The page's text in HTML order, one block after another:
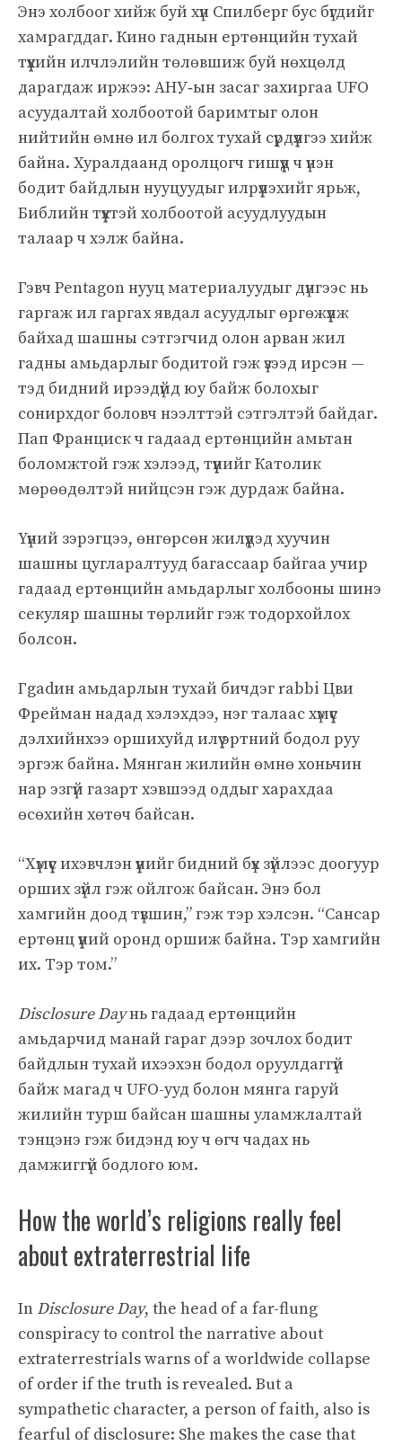
Энэ холбоог хийж буй хүн Спилберг бус бүгдийг
хамрагддаг. Кино гаднын ертөнцийн тухай
түүхийн илчлэлийн төлөвшиж буй нөхцөлд
дарагдаж иржээ: АНУ‑ын засаг захиргаа UFO
асуудалтай холбоотой баримтыг олон
нийтийн өмнө ил болгох тухай сүрдүүлгээ хийж
байна. Хуралдаанд оролцогч гишүүд ч үнэн
бодит байдлын нууцуудыг илрүүлэхийг ярьж,
Библийн түүхтэй холбоотой асуудлуудын
талаар ч хэлж байна.
Гэвч Pentagon нууц материалуудыг дүнгээс нь
гаргаж ил гаргах явдал асуудлыг өргөжүүлж
байхад шашны сэтгэгчид олон арван жил
гадны амьдарлыг бодитой гэж үзээд ирсэн —
тэд бидний ирээдүйд юу байж болохыг
сонирхдог боловч нээлттэй сэтгэлтэй байдаг.
Пап Франциск ч гадаад ертөнцийн амьтан
боломжтой гэж хэлээд, түүнийг Католик
мөрөөдөлтэй нийцсэн гэж дурдаж байна.
Үүний зэрэгцээ, өнгөрсөн жилүүдэд хуучин
шашны цугларалтууд багассаар байгаа учир
гадаад ертөнцийн амьдарлыг холбооны шинэ
секуляр шашны төрлийг гэж тодорхойлох
болсон.
Гgadин амьдарлын тухай бичдэг rabbi Цви
Фрейман надад хэлэхдээ, нэг талаас хүмүүс
дэлхийнхээ оршихуйд илүү эртний бодол руу
эргэж байна. Мянган жилийн өмнө хоньчин
нар эзгүй газарт хэвшээд оддыг харахдаа
өсөхийн хөтөч байсан.
“Хүмүүс ихэвчлэн үүнийг бидний бүх зүйлээс доогуур
орших зүйл гэж ойлгож байсан. Энэ бол
хамгийн доод түвшин,” гэж тэр хэлсэн. “Сансар
ертөнц үүний оронд оршиж байна. Тэр хамгийн
их. Тэр том.”
Disclosure Dayнь гадаад ертөнцийн
амьдарчид манай гараг дээр зочлох бодит
байдлын тухай ихээхэн бодол оруулдаггүй
байж магад ч UFO-ууд болон мянга гаруй
жилийн турш байсан шашны уламжлалтай
тэнцэнэ гэж бидэнд юу ч өгч чадах нь
дамжиггүй бодлого юм.
How the world’s religions really feel
about extraterrestrial life
In Disclosure Day, the head of a far-flung
conspiracy to control the narrative about
extraterrestrials warns of a worldwide collapse
of order if the truth is revealed. But a
sympathetic character, a person of faith, also is
fearful of disclosure: She makes the case that